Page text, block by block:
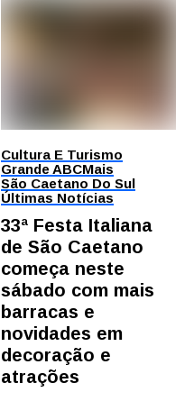
Cultura E Turismo
Grande ABCMais
São Caetano Do Sul
Últimas Notícias
33ª Festa Italiana
de São Caetano
começa neste
sábado com mais
barracas e
novidades em
decoração e
atrações